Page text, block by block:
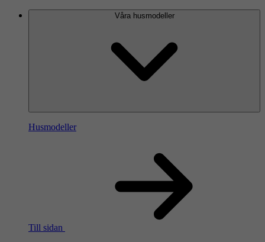
Våra husmodeller
Husmodeller
Till sidan